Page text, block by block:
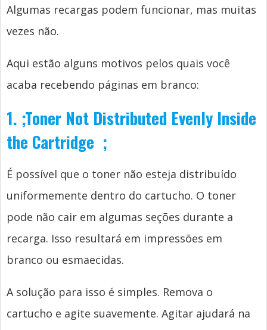
Algumas recargas podem funcionar, mas muitas
vezes não.
Aqui estão alguns motivos pelos quais você
acaba recebendo páginas em branco:
1. ;Toner Not Distributed Evenly Inside
the Cartridge ;
É possível que o toner não esteja distribuído
uniformemente dentro do cartucho. O toner
pode não cair em algumas seções durante a
recarga. Isso resultará em impressões em
branco ou esmaecidas.
A solução para isso é simples. Remova o
cartucho e agite suavemente. Agitar ajudará na